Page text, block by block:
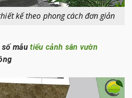
kế theo phong cách đơn giản
số mẫutiểu cảnh sân vườn